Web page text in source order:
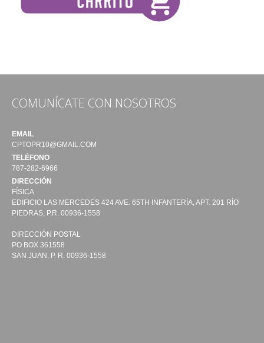
COMUNÍCATE CON NOSOTROS
EMAIL
CPTOPR10@GMAIL.COM
TELÉFONO
787-282-6966
DIRECCIÓN
FÍSICA
EDIFICIO LAS MERCEDES 424 AVE. 65TH INFANTERÍA, APT. 201 RÍO
PIEDRAS, P.R. 00936-1558
DIRECCIÓN POSTAL
PO BOX 361558
SAN JUAN, P. R. 00936-1558